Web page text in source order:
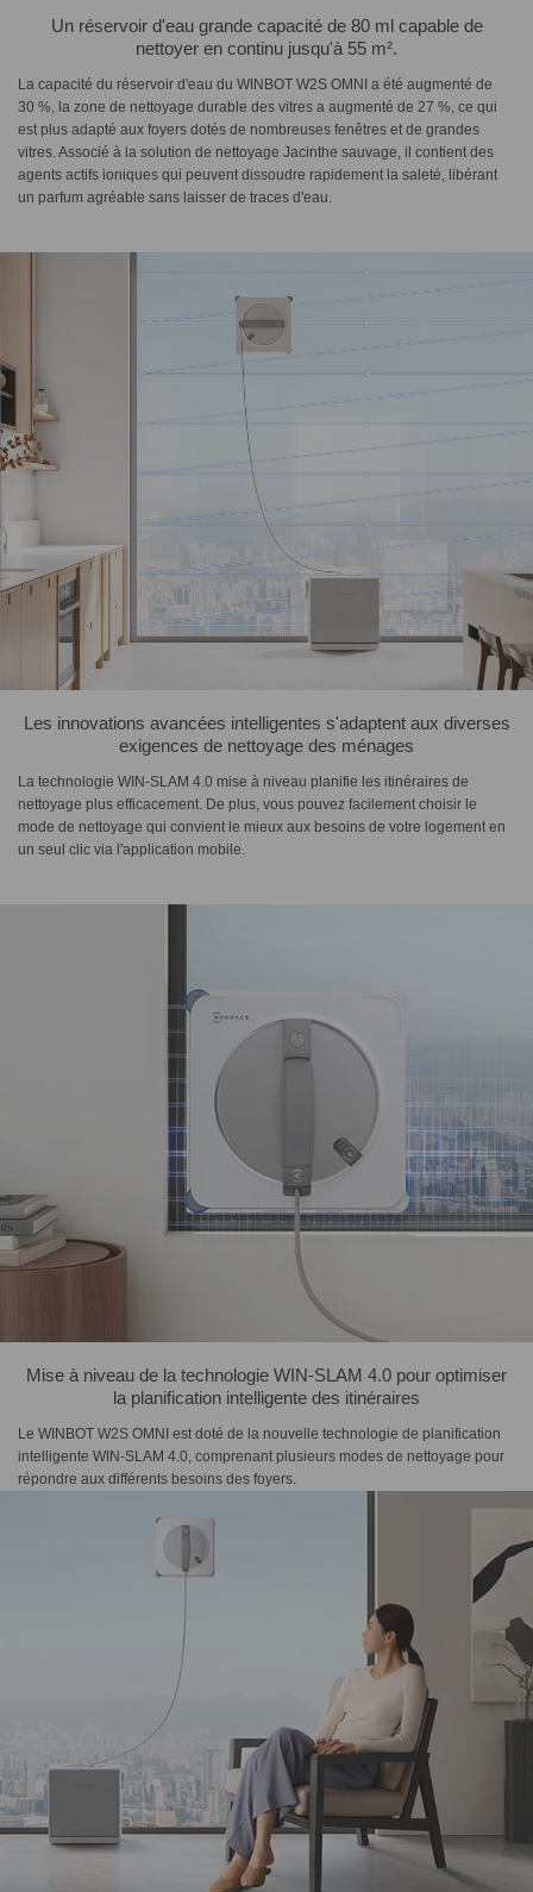
Un réservoir d'eau grande capacité de 80 ml capable de
nettoyer en continu jusqu'à 55 m².
La capacité du réservoir d'eau du WINBOT W2S OMNI a été augmenté de
30 %, la zone de nettoyage durable des vitres a augmenté de 27 %, ce qui
est plus adapté aux foyers dotés de nombreuses fenêtres et de grandes
vitres. Associé à la solution de nettoyage Jacinthe sauvage, il contient des
agents actifs ioniques qui peuvent dissoudre rapidement la saleté, libérant
un parfum agréable sans laisser de traces d'eau.
Les innovations avancées intelligentes s'adaptent aux diverses
exigences de nettoyage des ménages
La technologie WIN-SLAM 4.0 mise à niveau planifie les itinéraires de
nettoyage plus efficacement. De plus, vous pouvez facilement choisir le
mode de nettoyage qui convient le mieux aux besoins de votre logement en
un seul clic via l'application mobile.
Mise à niveau de la technologie WIN-SLAM 4.0 pour optimiser
la planification intelligente des itinéraires
Le WINBOT W2S OMNI est doté de la nouvelle technologie de planification
intelligente WIN-SLAM 4.0, comprenant plusieurs modes de nettoyage pour
répondre aux différents besoins des foyers.